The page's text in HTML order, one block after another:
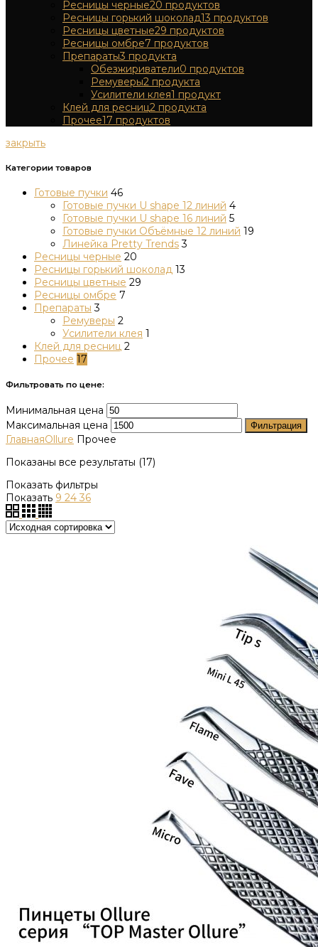
Ресницы черные20 продуктов
Ресницы горький шоколад13 продуктов
Ресницы цветные29 продуктов
Ресницы омбре7 продуктов
Препараты3 продукта
Обезжириватели0 продуктов
Ремуверы2 продукта
Усилители клея1 продукт
Клей для ресниц2 продукта
Прочее17 продуктов
закрыть
Категории товаров
Готовые пучки 46
Готовые пучки U shape 12 линий 4
Готовые пучки U shape 16 линий 5
Готовые пучки Объёмные 12 линий 19
Линейка Pretty Trends 3
Ресницы черные 20
Ресницы горький шоколад 13
Ресницы цветные 29
Ресницы омбре 7
Препараты 3
Ремуверы 2
Усилители клея 1
Клей для ресниц 2
Прочее 17
Фильтровать по цене:
Минимальная цена
Максимальная цена
Фильтрация
ГлавнаяOllure Прочее
Показаны все результаты (17)
Показать фильтры
Показать 9 24 36